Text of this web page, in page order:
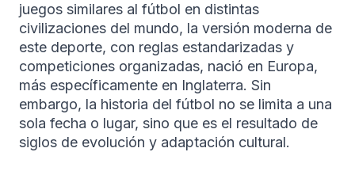
juegos similares al fútbol en distintas
civilizaciones del mundo, la versión moderna de
este deporte, con reglas estandarizadas y
competiciones organizadas, nació en Europa,
más específicamente en Inglaterra. Sin
embargo, la historia del fútbol no se limita a una
sola fecha o lugar, sino que es el resultado de
siglos de evolución y adaptación cultural.